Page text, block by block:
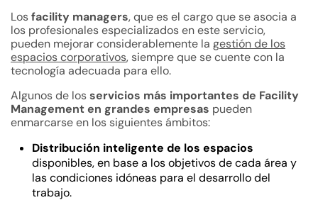
Losfacility managers, que es el cargo que se asocia a
los profesionales especializados en este servicio,
pueden mejorar considerablemente la gestión de los
espacios corporativos, siempre que se cuente con la
tecnología adecuada para ello.
Algunos de losservicios más importantes de Facility
Management en grandes empresas pueden
enmarcarse en los siguientes ámbitos:
Distribución inteligente de los espacios
disponibles, en base a los objetivos de cada área y
las condiciones idóneas para el desarrollo del
trabajo.